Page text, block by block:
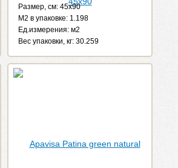
Размер, см: 45x90
М2 в упаковке: 1.198
Ед.измерения: м2
Веc упаковки, кг: 30.259